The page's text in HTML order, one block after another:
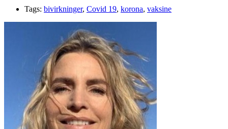
Tags: bivirkninger, Covid 19, korona, vaksine